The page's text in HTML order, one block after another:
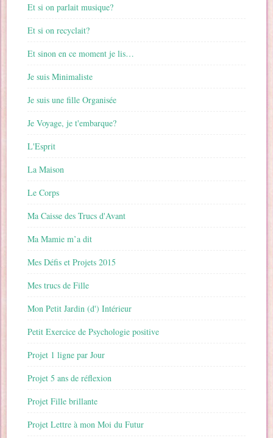
Et si on parlait musique?
Et si on recyclait?
Et sinon en ce moment je lis…
Je suis Minimaliste
Je suis une fille Organisée
Je Voyage, je t'embarque?
L'Esprit
La Maison
Le Corps
Ma Caisse des Trucs d'Avant
Ma Mamie m’a dit
Mes Défis et Projets 2015
Mes trucs de Fille
Mon Petit Jardin (d') Intérieur
Petit Exercice de Psychologie positive
Projet 1 ligne par Jour
Projet 5 ans de réflexion
Projet Fille brillante
Projet Lettre à mon Moi du Futur